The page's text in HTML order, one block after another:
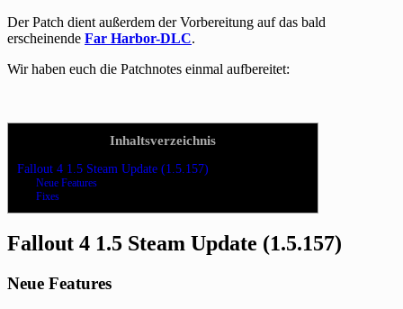
Der Patch dient außerdem der Vorbereitung auf das bald
erscheinende Far Harbor-DLC.
Wir haben euch die Patchnotes einmal aufbereitet:
Inhaltsverzeichnis
Fallout 4 1.5 Steam Update (1.5.157)
Neue Features
Fixes
Fallout 4 1.5 Steam Update (1.5.157)
Neue Features